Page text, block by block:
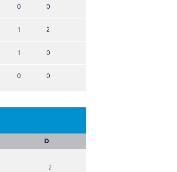
0 0
1 2
1 0
0 0
D
2